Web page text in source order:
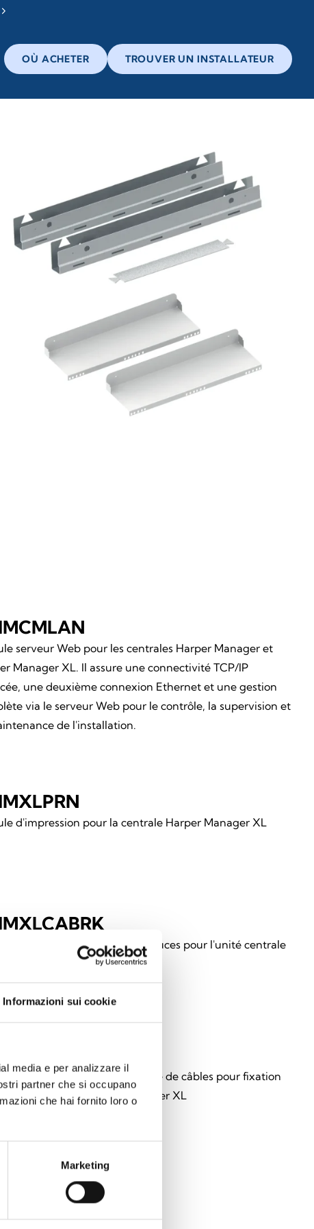
Informazioni sui cookie
media e per analizzare il
partner che si occupano
che hai fornito loro o
Marketing
OÙ ACHETER TROUVER UN INSTALLATEUR
serveur Web pour les centrales Harper Manager et
Manager XL. Il assure une connectivité TCP/IP
une deuxième connexion Ethernet et une gestion
via le serveur Web pour le contrôle, la supervision et
de l'installation.
d'impression pour la centrale Harper Manager XL
de fixation pour rack 19 pouces pour l'unité centrale
d'écartement avec passage de câbles pour fixation
de la centrale Harper Manager XL